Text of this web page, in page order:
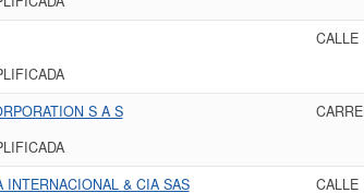
CALLE
S A S
INTERNACIONAL & CIA SAS
CALLE